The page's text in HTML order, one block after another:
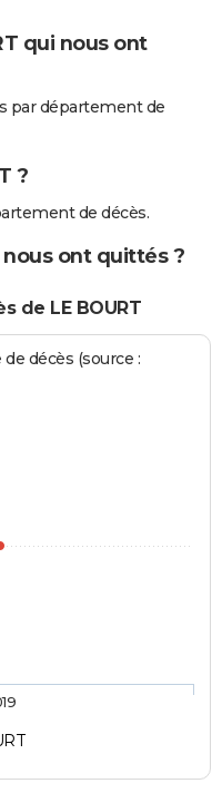
qui nous ont
par département de
?
de décès.
nous ont quittés ?
de LE BOURT
décès (source :